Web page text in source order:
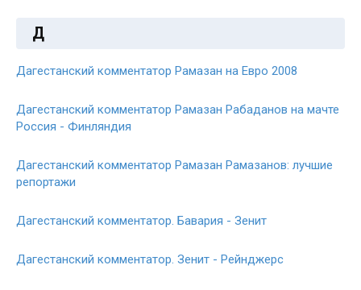
Д
Дагестанский комментатор Рамазан на Евро 2008
Дагестанский комментатор Рамазан Рабаданов на мачте
Россия - Финляндия
Дагестанский комментатор Рамазан Рамазанов: лучшие
репортажи
Дагестанский комментатор. Бавария - Зенит
Дагестанский комментатор. Зенит - Рейнджерс